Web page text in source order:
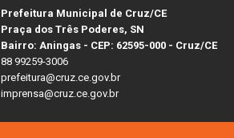
Prefeitura Municipal de Cruz/CE
Praça dos Três Poderes, SN
Bairro: Aningas - CEP: 62595-000 - Cruz/CE
88 99259-3006
prefeitura@cruz.ce.gov.br
imprensa@cruz.ce.gov.br